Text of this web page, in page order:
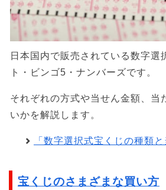
日本国内で販売されている数字選
ト・ビンゴ5・ナンバーズです。
それぞれの方式や当せん金額、当
いかを解説します。
「数字選択式宝くじの種類
宝くじのさまざまな買い方